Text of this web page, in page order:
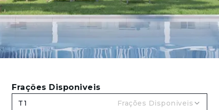
Frações Disponiveis
T1 Frações Disponiveis